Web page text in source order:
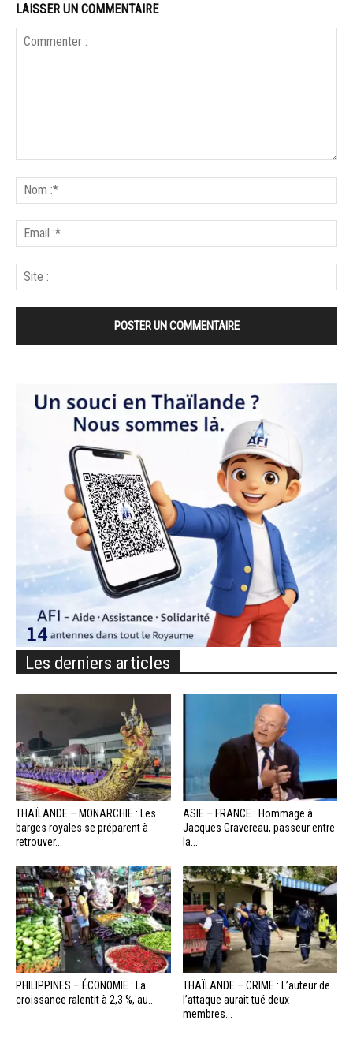
LAISSER UN COMMENTAIRE
Les derniers articles
THAÏLANDE – MONARCHIE : Les
barges royales se préparent à
retrouver...
ASIE – FRANCE : Hommage à
Jacques Gravereau, passeur entre
la...
PHILIPPINES – ÉCONOMIE : La
croissance ralentit à 2,3 %, au...
THAÏLANDE – CRIME : L’auteur de
l’attaque aurait tué deux
membres...